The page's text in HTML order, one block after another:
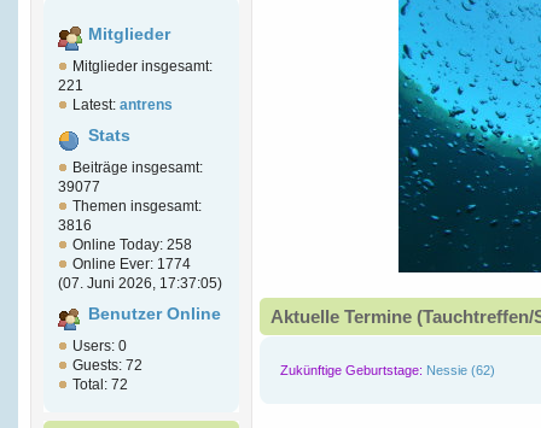
Mitglieder
Mitglieder insgesamt:
221
Latest: antrens
Stats
Beiträge insgesamt:
39077
Themen insgesamt:
3816
Online Today: 258
Online Ever: 1774
(07. Juni 2026, 17:37:05)
Benutzer Online
Users: 0
Guests: 72
Total: 72
Aktuelle Termine
Zukünftige Geburtstage: Nessie (62)